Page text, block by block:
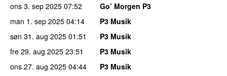
ons 3. sep 2025 07:52
Go’ Morgen P3
man 1. sep 2025 04:14
P3 Musik
søn 31. aug 2025 01:51
P3 Musik
fre 29. aug 2025 23:51
P3 Musik
ons 27. aug 2025 04:44
P3 Musik